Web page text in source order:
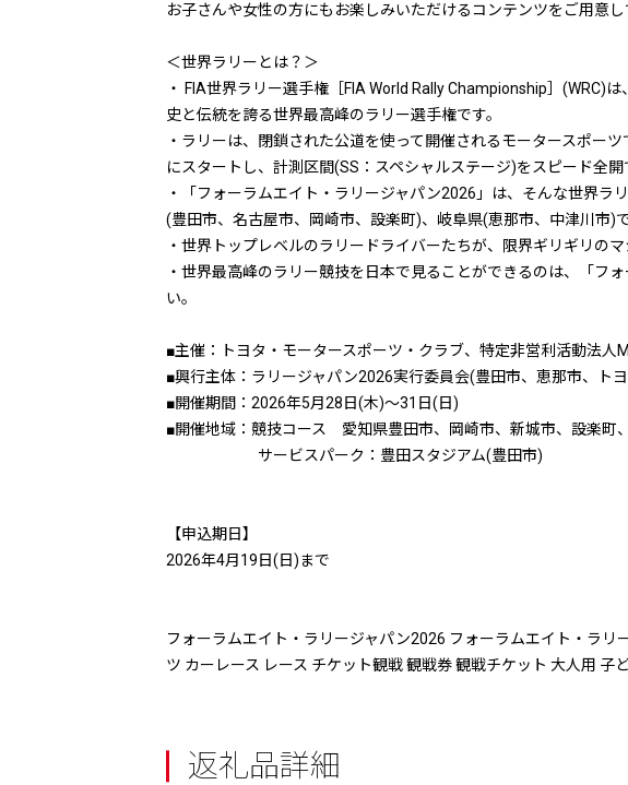
お子さんや女性の方にもお楽しみいただけるコンテンツをご用意し
＜世界ラリーとは？＞
・ FIA世界ラリー選手権［FIA World Rally Championship］
史と伝統を誇る世界最高峰のラリー選手権です。
・ラリーは、閉鎖された公道を使って開催されるモータースポー
にスタートし、計測区間(SS：スペシャルステージ)をスピード全
・「フォーラムエイト・ラリージャパン2026」は、そんな世界
(豊田市、名古屋市、岡崎市、設楽町)、岐阜県(恵那市、中津川市)
・世界トップレベルのラリードライバーたちが、限界ギリギリの
・世界最高峰のラリー競技を日本で見ることができるのは、「フ
い。
■主催：トヨタ・モータースポーツ・クラブ、特定非営利活動法人
■興行主体：ラリージャパン2026実行委員会(豊田市、恵那市、ト
■開催期間：2026年5月28日(木)〜31日(日)
■開催地域：競技コース 愛知県豊田市、岡崎市、新城市、設楽町
サービスパーク：豊田スタジアム(豊田市)
【申込期日】
2026年4月19日(日)まで
フォーラムエイト・ラリージャパン2026 フォーラムエイト・ラリ
ツ カーレース レース チケット観戦 観戦券 観戦チケット 大人用 子
返礼品詳細